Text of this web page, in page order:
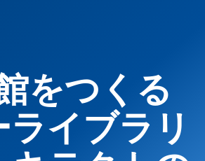
をつくる
ライブラリ